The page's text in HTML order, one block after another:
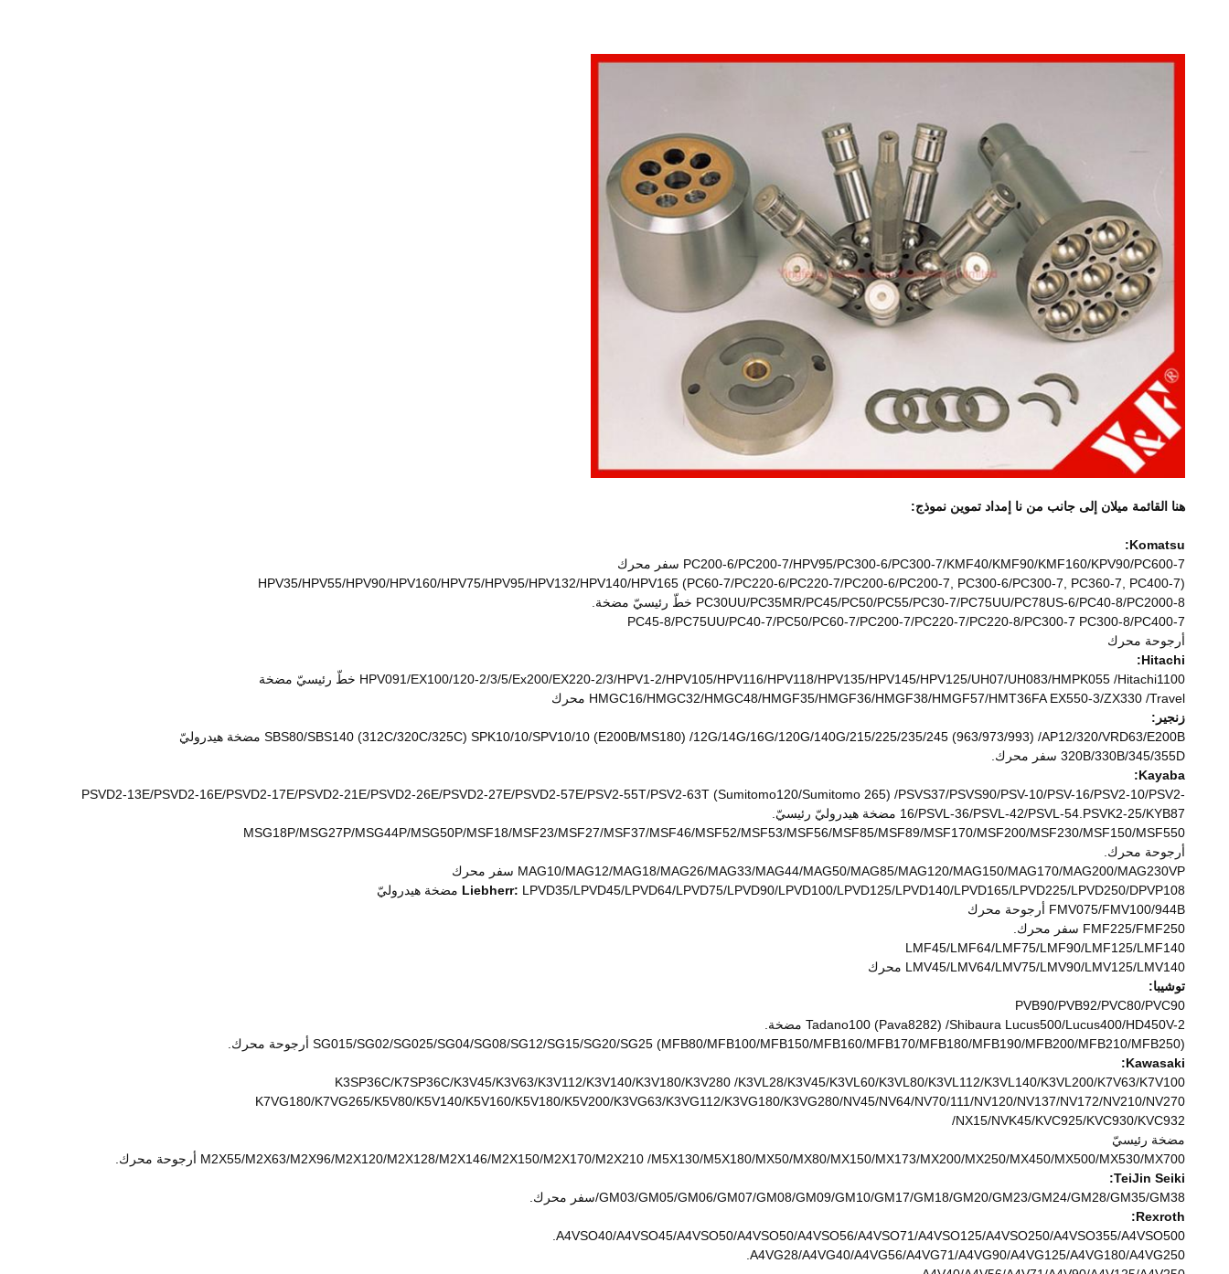
هنا القائمة ميلان إلى جانب من نا إمداد تموين نموذج:
Komatsu:
PC200-6/PC200-7/HPV95/PC300-6/PC300-7/KMF40/KMF90/KMF160/KPV90/PC600-7 سفر محرك
HPV35/HPV55/HPV90/HPV160/HPV75/HPV95/HPV132/HPV140/HPV165 (PC60-7/PC220-6/PC220-7/PC200-6/PC200-7, PC300-6/PC300-7, PC360-7, PC400-7)
PC30UU/PC35MR/PC45/PC50/PC55/PC30-7/PC75UU/PC78US-6/PC40-8/PC2000-8 خطّ رئيسيّ مضخة.
PC45-8/PC75UU/PC40-7/PC50/PC60-7/PC200-7/PC220-7/PC220-8/PC300-7 PC300-8/PC400-7
أرجوحة محرك
Hitachi:
HPV091/EX100/120-2/3/5/Ex200/EX220-2/3/HPV1-2/HPV105/HPV116/HPV118/HPV135/HPV145/HPV125/UH07/UH083/HMPK055 /Hitachi1100 خطّ رئيسيّ مضخة
HMGC16/HMGC32/HMGC48/HMGF35/HMGF36/HMGF38/HMGF57/HMT36FA EX550-3/ZX330 /Travel محرك
زنجير:
SBS80/SBS140 (312C/320C/325C) SPK10/10/SPV10/10 (E200B/MS180) /12G/14G/16G/120G/140G/215/225/235/245 (963/973/993) /AP12/320/VRD63/E200B مضخة هيدروليّ
320B/330B/345/355D سفر محرك.
Kayaba:
PSVD2-13E/PSVD2-16E/PSVD2-17E/PSVD2-21E/PSVD2-26E/PSVD2-27E/PSVD2-57E/PSV2-55T/PSV2-63T (Sumitomo120/Sumitomo 265) /PSVS37/PSVS90/PSV-10/PSV-16/PSV2-10/PSV2-
16/PSVL-36/PSVL-42/PSVL-54.PSVK2-25/KYB87 مضخة هيدروليّ رئيسيّ.
MSG18P/MSG27P/MSG44P/MSG50P/MSF18/MSF23/MSF27/MSF37/MSF46/MSF52/MSF53/MSF56/MSF85/MSF89/MSF170/MSF200/MSF230/MSF150/MSF550
أرجوحة محرك.
MAG10/MAG12/MAG18/MAG26/MAG33/MAG44/MAG50/MAG85/MAG120/MAG150/MAG170/MAG200/MAG230VP سفر محرك
Liebherr: LPVD35/LPVD45/LPVD64/LPVD75/LPVD90/LPVD100/LPVD125/LPVD140/LPVD165/LPVD225/LPVD250/DPVP108 مضخة هيدروليّ
FMV075/FMV100/944B أرجوحة محرك
FMF225/FMF250 سفر محرك.
LMF45/LMF64/LMF75/LMF90/LMF125/LMF140
LMV45/LMV64/LMV75/LMV90/LMV125/LMV140 محرك
توشيبا:
PVB90/PVB92/PVC80/PVC90
Tadano100 (Pava8282) /Shibaura Lucus500/Lucus400/HD450V-2 مضخة.
SG015/SG02/SG025/SG04/SG08/SG12/SG15/SG20/SG25 (MFB80/MFB100/MFB150/MFB160/MFB170/MFB180/MFB190/MFB200/MFB210/MFB250) أرجوحة محرك.
Kawasaki:
K3SP36C/K7SP36C/K3V45/K3V63/K3V112/K3V140/K3V180/K3V280 /K3VL28/K3V45/K3VL60/K3VL80/K3VL112/K3VL140/K3VL200/K7V63/K7V100
K7VG180/K7VG265/K5V80/K5V140/K5V160/K5V180/K5V200/K3VG63/K3VG112/K3VG180/K3VG280/NV45/NV64/NV70/111/NV120/NV137/NV172/NV210/NV270
/NX15/NVK45/KVC925/KVC930/KVC932
مضخة رئيسيّ
M2X55/M2X63/M2X96/M2X120/M2X128/M2X146/M2X150/M2X170/M2X210 /M5X130/M5X180/MX50/MX80/MX150/MX173/MX200/MX250/MX450/MX500/MX530/MX700 أرجوحة محرك.
TeiJin Seiki:
GM03/GM05/GM06/GM07/GM08/GM09/GM10/GM17/GM18/GM20/GM23/GM24/GM28/GM35/GM38/سفر محرك.
Rexroth:
A4VSO40/A4VSO45/A4VSO50/A4VSO50/A4VSO56/A4VSO71/A4VSO125/A4VSO250/A4VSO355/A4VSO500.
A4VG28/A4VG40/A4VG56/A4VG71/A4VG90/A4VG125/A4VG180/A4VG250.